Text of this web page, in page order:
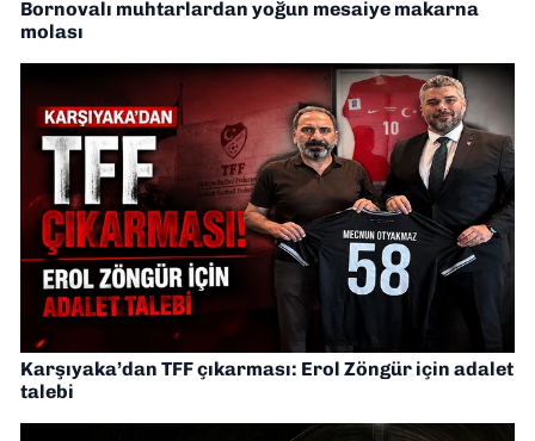
Bornovalı muhtarlardan yoğun mesaiye makarna
molası
Karşıyaka’dan TFF çıkarması: Erol Zöngür için adalet
talebi